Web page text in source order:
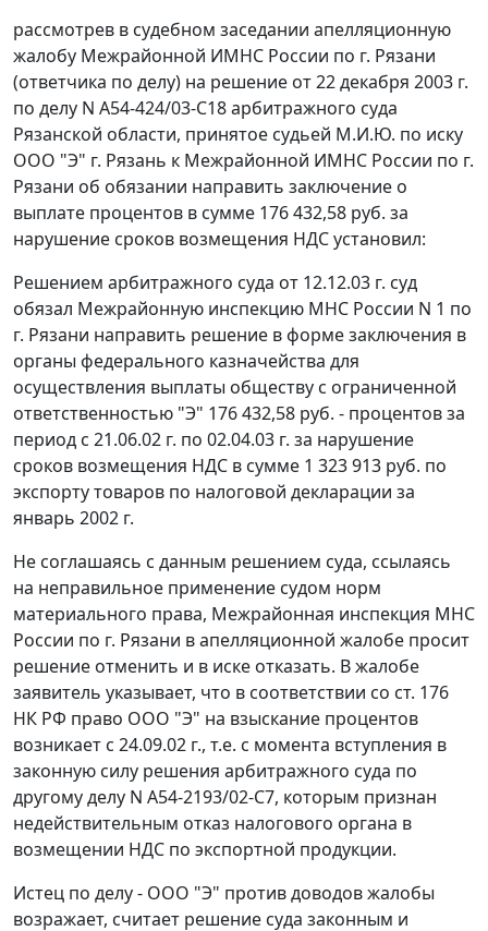
рассмотрев в судебном заседании апелляционную
жалобу Межрайонной ИМНС России по г. Рязани
(ответчика по делу) на решение от 22 декабря 2003 г.
по делу N А54-424/03-С18 арбитражного суда
Рязанской области, принятое судьей М.И.Ю. по иску
ООО "Э" г. Рязань к Межрайонной ИМНС России по г.
Рязани об обязании направить заключение о
выплате процентов в сумме 176 432,58 руб. за
нарушение сроков возмещения НДС установил:
Решением арбитражного суда от 12.12.03 г. суд
обязал Межрайонную инспекцию МНС России N 1 по
г. Рязани направить решение в форме заключения в
органы федерального казначейства для
осуществления выплаты обществу с ограниченной
ответственностью "Э" 176 432,58 руб. - процентов за
период с 21.06.02 г. по 02.04.03 г. за нарушение
сроков возмещения НДС в сумме 1 323 913 руб. по
экспорту товаров по налоговой декларации за
январь 2002 г.
Не соглашаясь с данным решением суда, ссылаясь
на неправильное применение судом норм
материального права, Межрайонная инспекция МНС
России по г. Рязани в апелляционной жалобе просит
решение отменить и в иске отказать. В жалобе
заявитель указывает, что в соответствии со ст. 176
НК РФ право ООО "Э" на взыскание процентов
возникает с 24.09.02 г., т.е. с момента вступления в
законную силу решения арбитражного суда по
другому делу N А54-2193/02-С7, которым признан
недействительным отказ налогового органа в
возмещении НДС по экспортной продукции.
Истец по делу - ООО "Э" против доводов жалобы
возражает, считает решение суда законным и